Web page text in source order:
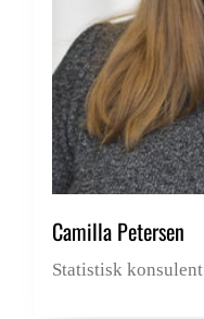
Camilla Petersen
Statistisk konsulent